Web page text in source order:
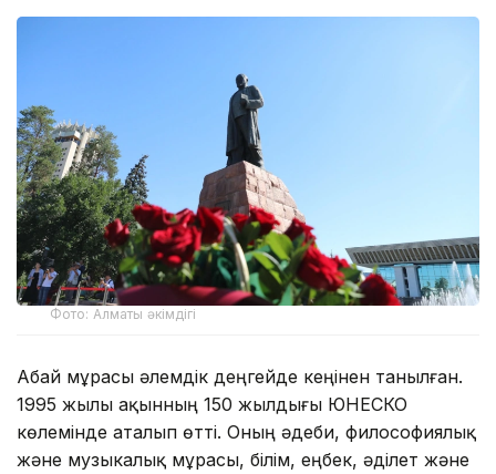
Фото: Алматы әкімдігі
Абай мұрасы әлемдік деңгейде кеңінен танылған.
1995 жылы ақынның 150 жылдығы ЮНЕСКО
көлемінде аталып өтті. Оның әдеби, философиялық
және музыкалық мұрасы, білім, еңбек, әділет және